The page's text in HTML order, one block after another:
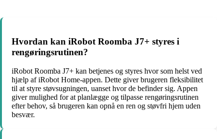
Hvordan kan iRobot Roomba J7+ styres i
rengøringsrutinen?
iRobot Roomba J7+ kan betjenes og styres hvor som helst ved
hjælp af iRobot Home-appen. Dette giver brugeren fleksibilitet
til at styre støvsugningen, uanset hvor de befinder sig. Appen
giver mulighed for at planlægge og tilpasse rengøringsrutinen
efter behov, så brugeren kan opnå en ren og støvfri hjem uden
besvær.